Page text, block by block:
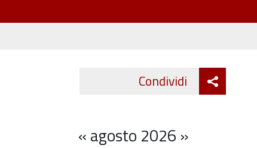
Condividi Twitter
«agosto 2026 »